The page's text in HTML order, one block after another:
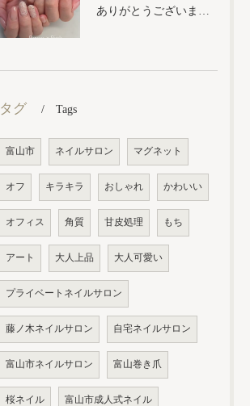
タグ Tags
富山市 ネイルサロン マグネット
オフ キラキラ おしゃれ かわいい
オフィス 角質 甘皮処理 もち
アート 大人上品 大人可愛い
プライベートネイルサロン
藤ノ木ネイルサロン 自宅ネイルサロン
富山市ネイルサロン 富山巻き爪
桜ネイル 富山市成人式ネイル